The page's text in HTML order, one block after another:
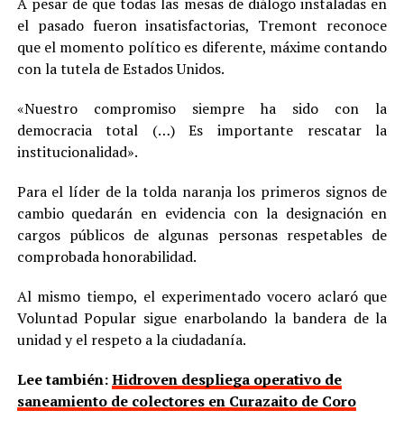
el pasado fueron insatisfactorias, Tremont reconoce
que el momento político es diferente, máxime contando
con la tutela de Estados Unidos.
«Nuestro compromiso siempre ha sido con la
democracia total (…) Es importante rescatar la
institucionalidad».
Para el líder de la tolda naranja los primeros signos de
cambio quedarán en evidencia con la designación en
cargos públicos de algunas personas respetables de
comprobada honorabilidad.
Al mismo tiempo, el experimentado vocero aclaró que
Voluntad Popular sigue enarbolando la bandera de la
unidad y el respeto a la ciudadanía.
Lee también:Hidroven despliega operativo de
saneamiento de colectores en Curazaito de Coro